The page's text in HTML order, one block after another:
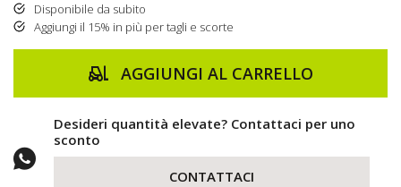
Disponibile da subito
Aggiungi il 15% in più per tagli e scorte
AGGIUNGI AL CARRELLO
Desideri quantità elevate? Contattaci per uno
sconto
CONTATTACI